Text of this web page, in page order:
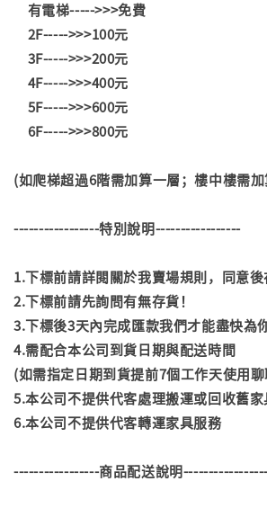
有電梯----->>>免費
2F----->>>100元
3F----->>>200元
4F----->>>400元
5F----->>>600元
6F----->>>800元
(如爬梯超過6階需加算一層；樓中樓需
-----------------特別說明-----------------
1.下標前請詳閱關於我賣場規則，同意後
2.下標前請先詢問有無存貨！
3.下標後3天內完成匯款我們才能盡快為
4.需配合本公司到貨日期與配送時間
(如需指定日期到貨提前7個工作天使用
5.本公司不提供代客處理搬運或回收舊
6.本公司不提供代客轉運家具服務
-----------------商品配送說明